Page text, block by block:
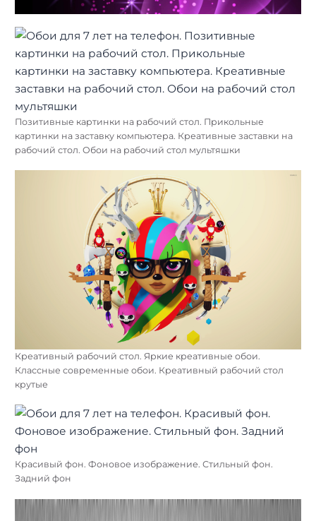
Позитивные картинки на рабочий стол. Прикольные
картинки на заставку компьютера. Креативные заставки на
рабочий стол. Обои на рабочий стол мультяшки
Креативный рабочий стол. Яркие креативные обои.
Классные современные обои. Креативный рабочий стол
крутые
Красивый фон. Фоновое изображение. Стильный фон.
Задний фон
Найти: